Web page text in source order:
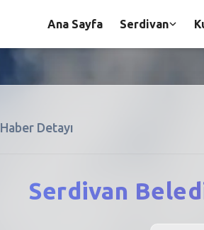
Haber Detayı
Serdivan
Ana Sayfa Serdivan